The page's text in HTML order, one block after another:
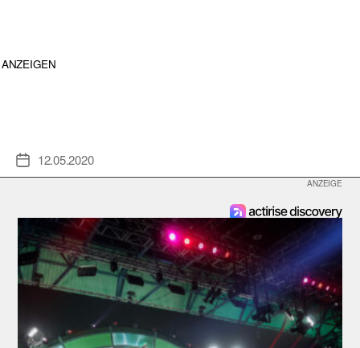
ANZEIGEN
Veröffentlichungsdatum
12.05.2020